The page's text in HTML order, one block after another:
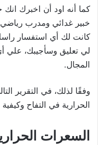
كما أنه اود أن اخبرك
كانت لك أي استفسار
لي تعليق وسأجيبك،
المجال.
الحرارية في التفاح
السعرات